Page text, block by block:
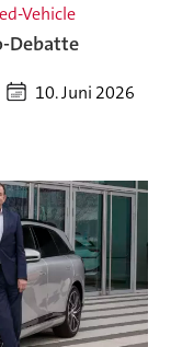
Vehicle
Debatte
10. Juni 2026